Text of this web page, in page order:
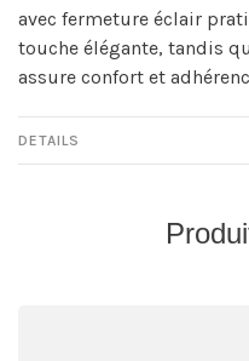
avec fermeture éclair
touche élégante, tandis
assure confort et
DETAILS